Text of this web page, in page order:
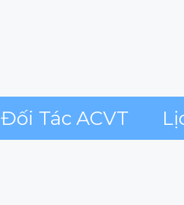
Đối Tác ACVT